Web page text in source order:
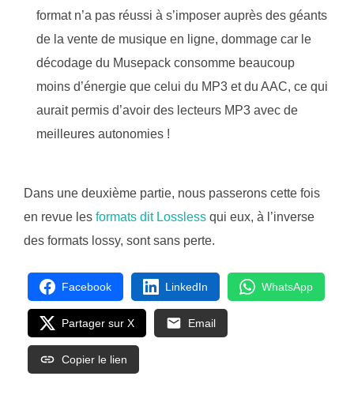
format n’a pas réussi à s’imposer auprès des géants
de la vente de musique en ligne, dommage car le
décodage du Musepack consomme beaucoup
moins d’énergie que celui du MP3 et du AAC, ce qui
aurait permis d’avoir des lecteurs MP3 avec de
meilleures autonomies !
Dans une deuxième partie, nous passerons cette fois
en revue les formats dit Lossless qui eux, à l’inverse
des formats lossy, sont sans perte.
Facebook LinkedIn WhatsApp
Partager sur X Email
Copier le lien